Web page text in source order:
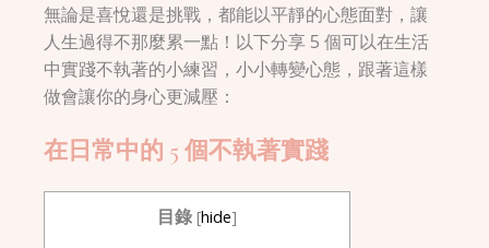
無論是喜悅還是挑戰，都能以平靜的心態面對，讓
人生過得不那麼累一點！以下分享 5 個可以在生活
中實踐不執著的小練習，小小轉變心態，跟著這樣
做會讓你的身心更減壓：
在日常中的 5 個不執著實踐
目錄 [hide]